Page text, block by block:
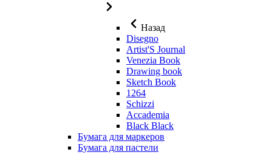
Назад
Disegno
Artist'S Journal
Venezia Book
Drawing book
Sketch Book
1264
Schizzi
Accademia
Black Black
Бумага для маркеров
Бумага для пастели